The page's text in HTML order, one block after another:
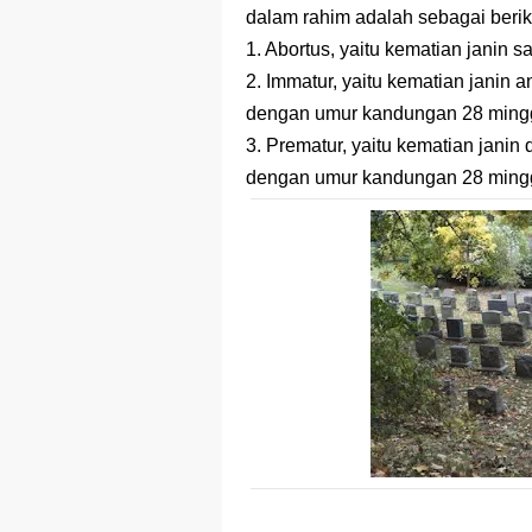
STOP Belajar
Ebook
3 Jurus Sakti
Menjadi
Latihan
dalam rahim adalah sebagai
1. Abortus, yaitu kematian janin
2. Immatur, yaitu kematian janin
dengan umur kandungan 28
3. Prematur, yaitu kematian janin
dengan umur kandungan 28